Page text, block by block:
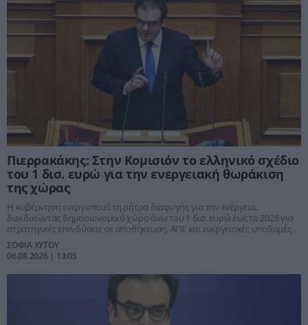
Πιερρακάκης: Στην Κομισιόν το ελληνικό σχέδιο
του 1 δισ. ευρώ για την ενεργειακή θωράκιση
της χώρας
Η κυβέρνηση ενεργοποιεί τη ρήτρα διαφυγής για την ενέργεια,
διεκδικώντας δημοσιονομικό χώρο άνω του 1 δισ. ευρώ έως το 2028 για
στρατηγικές επενδύσεις σε αποθήκευση, ΑΠΕ και ενεργειακές υποδομές.
ΣΟΦΙΑ ΧΥΤΟΥ
06.08.2026 | 13:05